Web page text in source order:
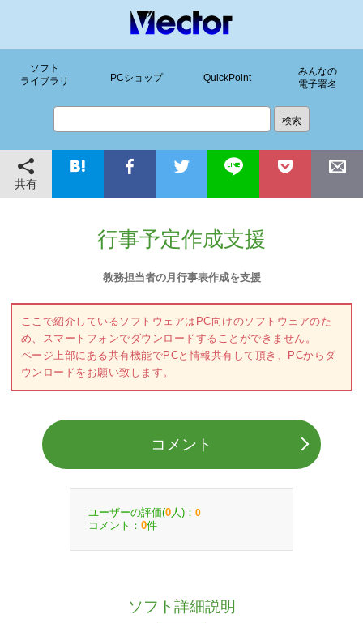
ソフト
ライブラリ
PCショップ QuickPoint
みんなの
電子署名
共有
行事予定作成支援
教務担当者の月行事表作成を支援
ここで紹介しているソフトウェアはPC向けのソフトウェアのた
め、スマートフォンでダウンロードすることができません。
ページ上部にある共有機能でPCと情報共有して頂き、PCからダ
ウンロードをお願い致します。
コメント
ユーザーの評価(0 人)： 0
コメント： 0件
ソフト詳細説明